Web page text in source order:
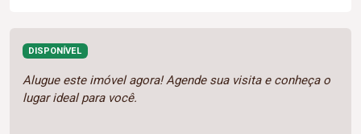
DISPONÍVEL
Alugue este imóvel agora! Agende sua visita e conheça o
lugar ideal para você.